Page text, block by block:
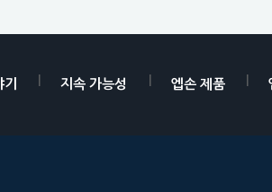
지속 가능성 엡손 제품